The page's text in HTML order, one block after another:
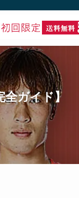
全ガイド】